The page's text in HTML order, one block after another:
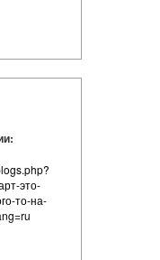
это-
то-на-